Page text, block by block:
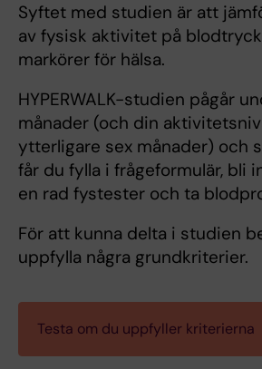
Syftet med studien är att
av fysisk aktivitet på
markörer för hälsa.
HYPERWALK-studien pågår
månader (och din
ytterligare sex månader) och
får du fylla i frågeformulär, bli
en rad fystester och ta
För att kunna delta i studien
uppfylla några grundkriterier.
Testa om du uppfyller kriterierna